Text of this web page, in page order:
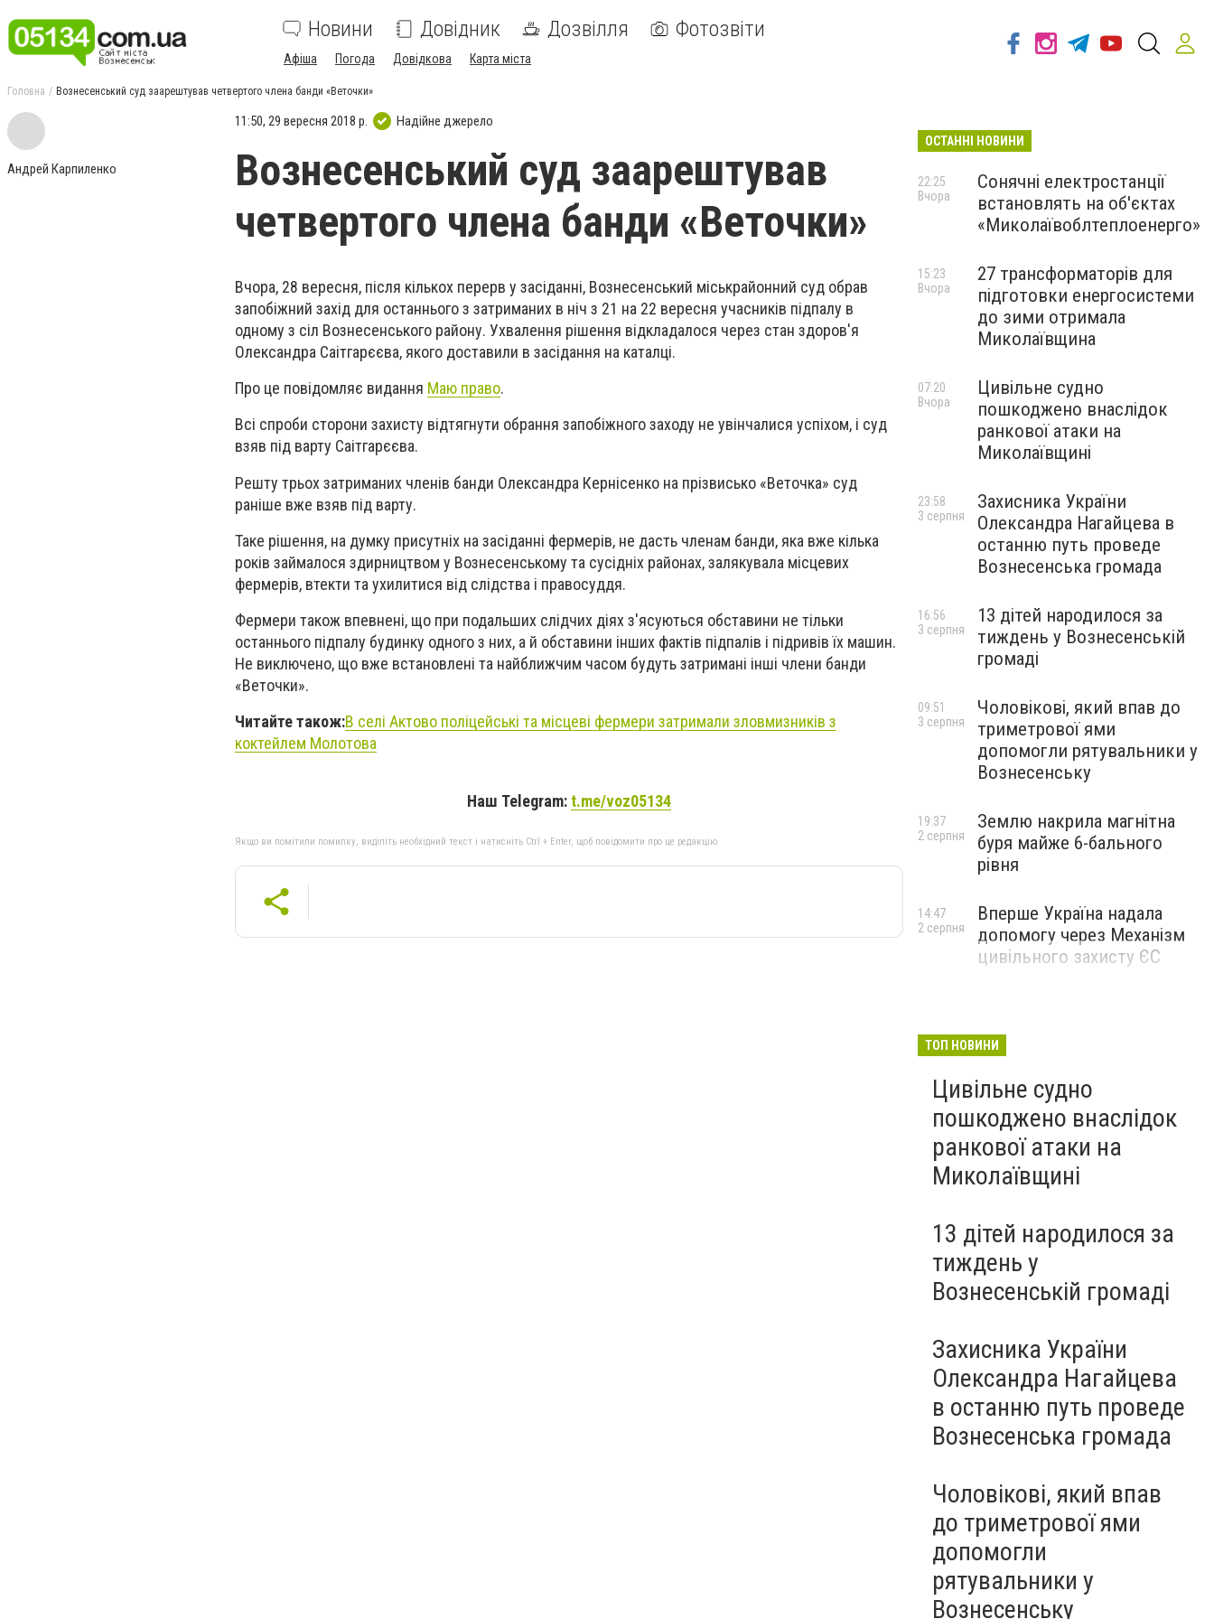
Новини Довідник Дозвілля Фотозвіти
Афіша Погода Довідкова Карта міста
Головна Вознесенський суд заарештував четвертого члена банди «Веточки»
Андрей Карпиленко
11:50, 29 вересня 2018 р. Надійне джерело
Вознесенський суд заарештував
четвертого члена банди «Веточки»
Вчора, 28 вересня, після кількох перерв у засіданні, Вознесенський міськрайонний суд обрав
запобіжний захід для останнього з затриманих в ніч з 21 на 22 вересня учасників підпалу в
одному з сіл Вознесенського району. Ухвалення рішення відкладалося через стан здоров'я
Олександра Саітгарєєва, якого доставили в засідання на каталці.
Про це повідомляє видання Маю право.
Всі спроби сторони захисту відтягнути обрання запобіжного заходу не увінчалися успіхом, і суд
взяв під варту Саітгарєєва.
Решту трьох затриманих членів банди Олександра Кернісенко на прізвисько «Веточка» суд
раніше вже взяв під варту.
Таке рішення, на думку присутніх на засіданні фермерів, не дасть членам банди, яка вже кілька
років займалося здирництвом у Вознесенському та сусідніх районах, залякувала місцевих
фермерів, втекти та ухилитися від слідства і правосуддя.
Фермери також впевнені, що при подальших слідчих діях з'ясуються обставини не тільки
останнього підпалу будинку одного з них, а й обставини інших фактів підпалів і підривів їх машин.
Не виключено, що вже встановлені та найближчим часом будуть затримані інші члени банди
«Веточки».
Читайте також:В селі Актово поліцейські та місцеві фермери затримали зловмизників з
коктейлем Молотова
Наш Telegram:t.me/voz05134
Якщо ви помітили помилку, виділіть необхідний текст і натисніть Ctrl + Enter, щоб повідомити про це редакцію
ОСТАННІ НОВИНИ
Сонячні електростанції
встановлять на об'єктах
«Миколаївоблтеплоенерго»
22:25
Вчора
27 трансформаторів для
підготовки енергосистеми
до зими отримала
Миколаївщина
15:23
Вчора
Цивільне судно
пошкоджено внаслідок
ранкової атаки на
Миколаївщині
07:20
Вчора
Захисника України
Олександра Нагайцева в
останню путь проведе
Вознесенська громада
23:58
3 серпня
13 дітей народилося за
тиждень у Вознесенській
громаді
16:56
3 серпня
Чоловікові, який впав до
триметрової ями
допомогли рятувальники у
Вознесенську
09:51
3 серпня
Землю накрила магнітна
буря майже 6-бального
рівня
19:37
2 серпня
Вперше Україна надала
допомогу через Механізм
цивільного захисту ЄС
14:47
2 серпня
ТОП НОВИНИ
Цивільне судно
пошкоджено внаслідок
ранкової атаки на
Миколаївщині
13 дітей народилося за
тиждень у
Вознесенській громаді
Захисника України
Олександра Нагайцева
в останню путь проведе
Вознесенська громада
Чоловікові, який впав
до триметрової ями
допомогли
рятувальники у
Вознесенську